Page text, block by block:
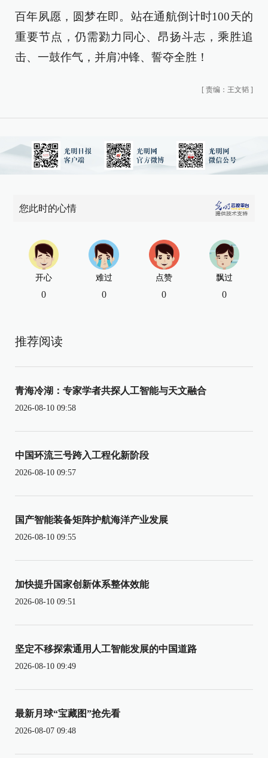
百年夙愿，圆梦在即。站在通航倒计时100天的
重要节点，仍需勠力同心、昂扬斗志，乘胜追
击、一鼓作气，并肩冲锋、誓夺全胜！
[ 责编：王文韬 ]
您此时的心情
开心
0
难过
0
点赞
0
飘过
0
推荐阅读
青海冷湖：专家学者共探人工智能与天文融合
2026-08-10 09:58
中国环流三号跨入工程化新阶段
2026-08-10 09:57
国产智能装备矩阵护航海洋产业发展
2026-08-10 09:55
加快提升国家创新体系整体效能
2026-08-10 09:51
坚定不移探索通用人工智能发展的中国道路
2026-08-10 09:49
最新月球“宝藏图”抢先看
2026-08-07 09:48